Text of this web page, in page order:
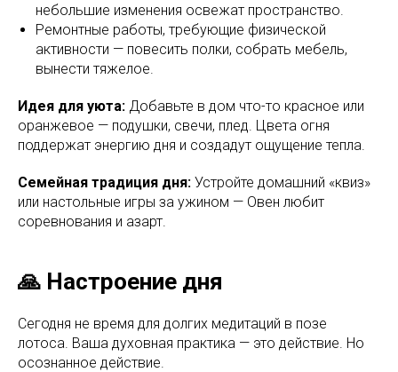
небольшие изменения освежат пространство.
Ремонтные работы, требующие физической
активности — повесить полки, собрать мебель,
вынести тяжелое.
Идея для уюта: Добавьте в дом что-то красное или
оранжевое — подушки, свечи, плед. Цвета огня
поддержат энергию дня и создадут ощущение тепла.
Семейная традиция дня: Устройте домашний «квиз»
или настольные игры за ужином — Овен любит
соревнования и азарт.
🙏 Настроение дня
Сегодня не время для долгих медитаций в позе
лотоса. Ваша духовная практика — это действие. Но
осознанное действие.